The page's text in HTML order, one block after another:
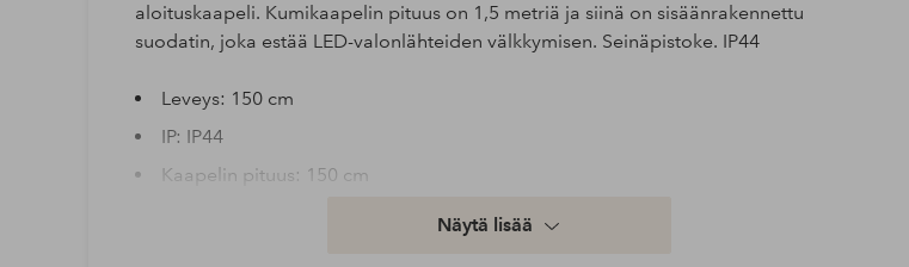
aloituskaapeli. Kumikaapelin pituus on 1,5 metriä ja siinä on sisäänrakennettu
suodatin, joka estää LED-valonlähteiden välkkymisen. Seinäpistoke. IP44
Leveys: 150 cm
IP: IP44
Kaapelin pituus: 150 cm
Näytä lisää